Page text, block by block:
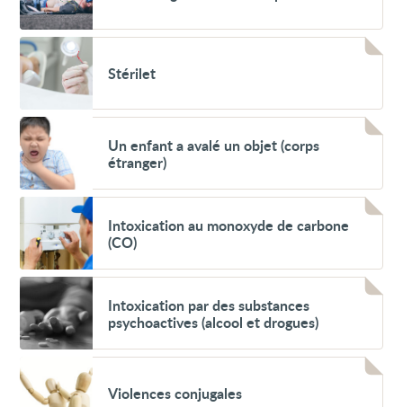
avant
l’hôpital
Voir
Stérilet
Stérilet
Voir
Un
enfant
a
avalé
un
(corps
étranger)
Un enfant a avalé un objet (corps
étranger)
Voir
Intoxication
monoxyde
de
carbone
(CO)
Intoxication au monoxyde de carbone
(CO)
Voir
Intoxication
par
des
substances
psychoactives
(alcool
et
drogues)
Intoxication par des substances
psychoactives (alcool et drogues)
Violences
conjugales
Violences conjugales